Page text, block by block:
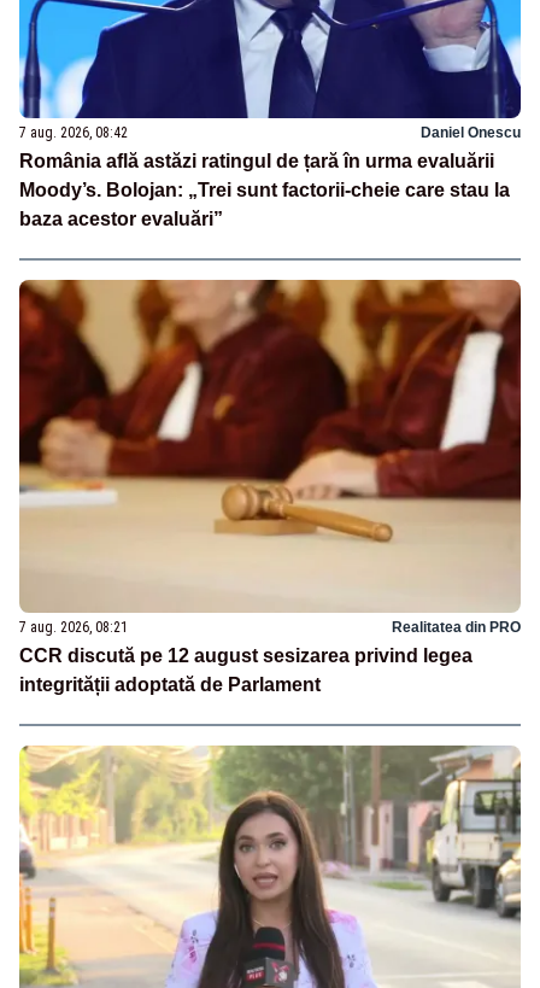
7 aug. 2026, 08:42 Daniel Onescu
România află astăzi ratingul de țară în urma evaluării
Moody’s. Bolojan: „Trei sunt factorii-cheie care stau la
baza acestor evaluări”
7 aug. 2026, 08:21 Realitatea din PRO
CCR discută pe 12 august sesizarea privind legea
integrității adoptată de Parlament